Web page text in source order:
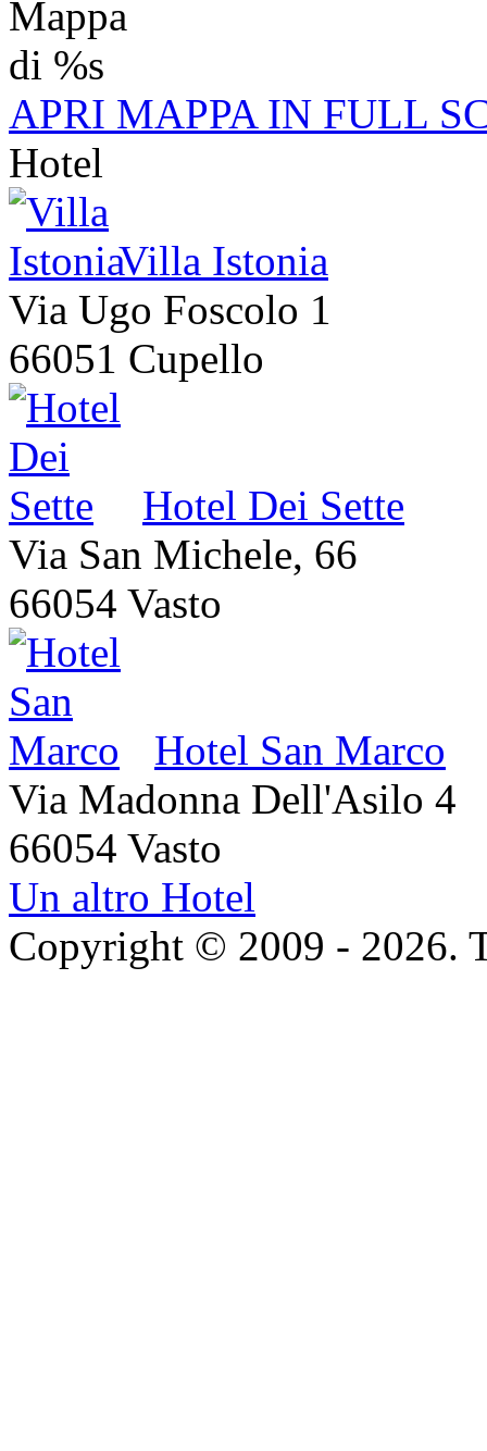
APRI MAPPA IN FULL
Hotel
Villa Istonia
Via Ugo Foscolo 1
66051 Cupello
Hotel Dei Sette
Via San Michele, 66
66054 Vasto
Hotel San Marco
Via Madonna Dell'Asilo 4
66054 Vasto
Un altro Hotel
Copyright © 2009 - 2026.